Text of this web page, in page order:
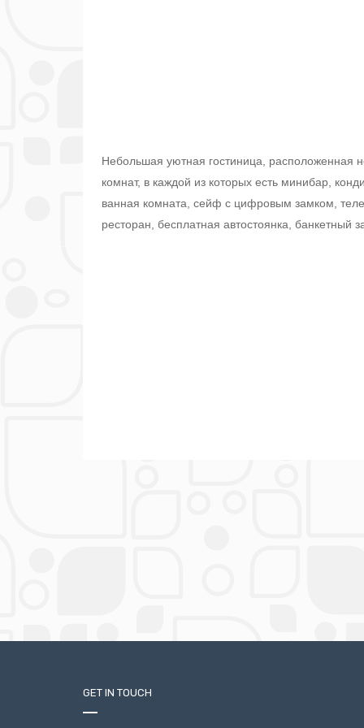
Небольшая уютная гостиница, расположенная
комнат, в каждой из которых есть минибар,
ванная комната, сейф с цифровым замком,
ресторан, бесплатная автостоянка, банкетный
GET IN TOUCH